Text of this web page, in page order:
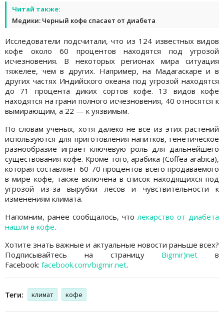
Читай также:
Медики: Черный кофе спасает от диабета
Исследователи подсчитали, что из 124 известных видов
кофе около 60 процентов находятся под угрозой
исчезновения. В некоторых регионах мира ситуация
тяжелее, чем в других. Например, на Мадагаскаре и в
других частях Индийского океана под угрозой находятся
до 71 процента диких сортов кофе. 13 видов кофе
находятся на грани полного исчезновения, 40 относятся к
вымирающим, а 22 — к уязвимым.
По словам ученых, хотя далеко не все из этих растений
используются для приготовления напитков, генетическое
разнообразие играет ключевую роль для дальнейшего
существования кофе. Кроме того, арабика (Coffea arabica),
которая составляет 60-70 процентов всего продаваемого
в мире кофе, также включена в список находящихся под
угрозой из-за вырубки лесов и чувствительности к
изменениям климата.
Напомним, ранее сообщалось, что лекарство от диабета
нашли в кофе.
Хотите знать важные и актуальные новости раньше всех?
Подписывайтесь на страницу Bigmir)net в
Facebook: facebook.com/bigmir.net.
Теги: климат кофе